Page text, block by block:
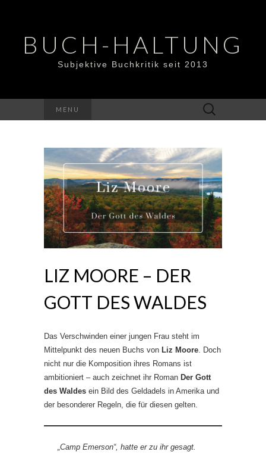
BUCH-HALTUNG
Subjektive Buchkritik seit 2013
MENU
Suchen
nach:
LIZ MOORE – DER
GOTT DES WALDES
Das Verschwinden einer jungen Frau steht im
Mittelpunkt des neuen Buchs von Liz Moore . Doch
nicht nur die Komposition ihres Romans ist
ambitioniert – auch zeichnet ihr Roman Der Gott
des Waldes ein Bild des Geldadels in Amerika und
der besonderer Regeln, die für diesen gelten.
„Camp Emerson“, hatte er zu ihr gesagt.